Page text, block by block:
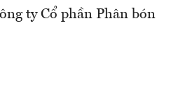
ty Cổ phần Phân bón